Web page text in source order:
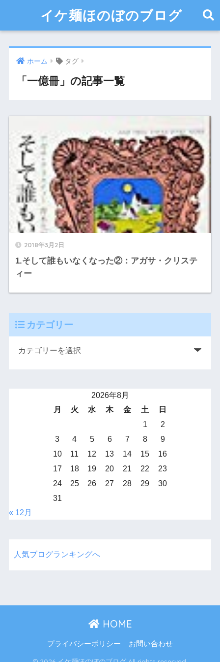
イケ麺ほのぼのブログ
ホーム タグ
「一億冊」の記事一覧
2018年3月2日
1.そして誰もいなくなった②：アガサ・クリステ
ィー
カテゴリー
2026年8月
月
火 水 木 金 土
日
1
2
3
4 5 6 7 8
9
10
11 12 13 14 15
16
17
18 19 20 21 22
23
24
25 26 27 28 29
30
31
« 12月
人気ブログランキングへ
HOME
プライバシーポリシー お問い合わせ